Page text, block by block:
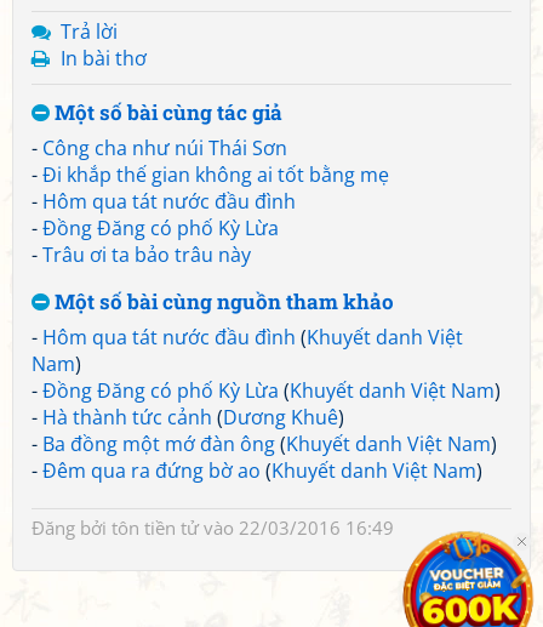
Trả lời
In bài thơ
Một số bài cùng tác giả
- Công cha như núi Thái Sơn
-Đi khắp thế gian không ai tốt bằng mẹ
- Hôm qua tát nước đầu đình
-Đồng Đăng có phố Kỳ Lừa
-Trâu ơi ta bảo trâu này
Một số bài cùng nguồn tham khảo
- Hôm qua tát nước đầu đình (Khuyết danh Việt
Nam)
-Đồng Đăng có phố Kỳ Lừa (Khuyết danh Việt Nam)
- Hà thành tức cảnh (Dương Khuê)
- Ba đồng một mớ đàn ông(Khuyết danh Việt Nam)
-Đêm qua ra đứng bờ ao (Khuyết danh Việt Nam)
Đăng bởi tôn tiền tửvào 22/03/2016 16:49